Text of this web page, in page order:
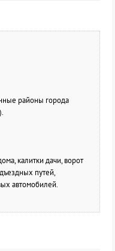
районы города
калитки дачи, ворот
путей,
автомобилей.